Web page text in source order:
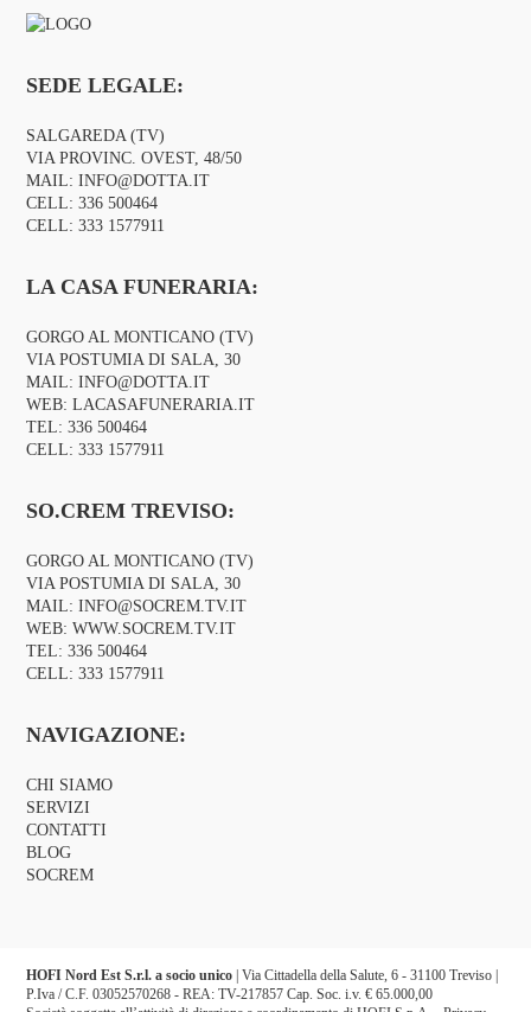
SEDE LEGALE:
SALGAREDA (TV)
VIA PROVINC. OVEST, 48/50
MAIL:INFO@DOTTA.IT
CELL:336 500464
CELL:333 1577911
LA CASA FUNERARIA:
GORGO AL MONTICANO (TV)
VIA POSTUMIA DI SALA, 30
MAIL:INFO@DOTTA.IT
WEB:LACASAFUNERARIA.IT
TEL:336 500464
CELL:333 1577911
SO.CREM TREVISO:
GORGO AL MONTICANO (TV)
VIA POSTUMIA DI SALA, 30
MAIL:INFO@SOCREM.TV.IT
WEB:WWW.SOCREM.TV.IT
TEL:336 500464
CELL:333 1577911
NAVIGAZIONE:
CHI SIAMO
SERVIZI
CONTATTI
BLOG
SOCREM
HOFI Nord Est S.r.l. a socio unico | Via Cittadella della Salute, 6 - 31100 Treviso |
P.Iva / C.F. 03052570268 - REA: TV-217857 Cap. Soc. i.v. € 65.000,00